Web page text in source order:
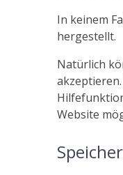
In keinem
hergestellt.
Natürlich
Website